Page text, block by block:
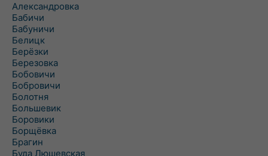
Александровка
Бабичи
Бабуничи
Белицк
Берёзки
Березовка
Бобовичи
Бобровичи
Болотня
Большевик
Боровики
Борщёвка
Брагин
Буда Люшевская